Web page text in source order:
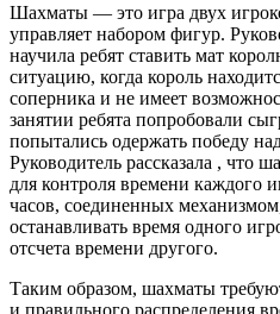
Шахматы — это игра двух
управляет набором фигур.
научила ребят ставить мат
ситуацию, когда король
соперника и не имеет
занятии ребята попробовали
попытались одержать победу
Руководитель рассказала , что
для контроля времени каждого
часов, соединенных
останавливать время одного
отсчета времени другого.
Таким образом, шахматы
и правильного распределения